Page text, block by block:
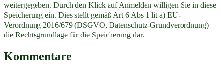
weitergegeben. Durch den Klick auf Anmelden willigen Sie in diese
Speicherung ein. Dies stellt gemäß Art 6 Abs 1 lit a) EU-
Verordnung 2016/679 (DSGVO, Datenschutz-Grundverordnung)
die Rechtsgrundlage für die Speicherung dar.
Kommentare